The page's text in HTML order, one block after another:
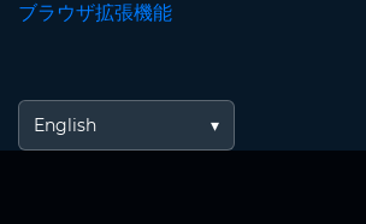
ブラウザ拡張機能
English